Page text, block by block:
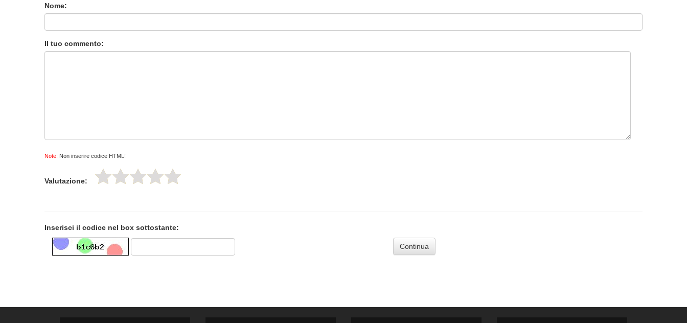
Nome:
Il tuo commento:
Note: Non inserire codice HTML!
Valutazione:
Inserisci il codice nel box sottostante:
Continua